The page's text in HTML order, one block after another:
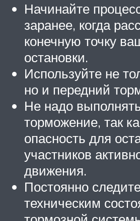
Начинайте
заранее, когда
конечную точку
остановки.
Используйте не
но и передний
Не надо
торможение, так
опасность для
участников
движения.
Постоянно
техническим